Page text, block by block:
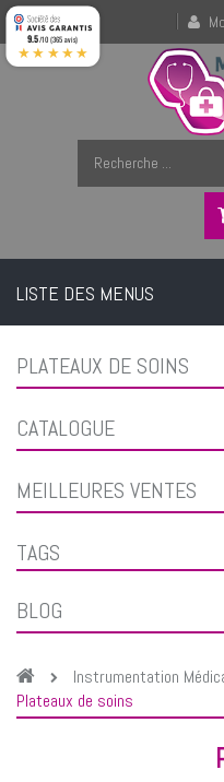
LISTE DES MENUS
PLATEAUX DE SOINS
CATALOGUE
MEILLEURES VENTES
TAGS
BLOG
Instrumentation
Plateaux de soins
9.5/10 (365 avis)
★★★★★